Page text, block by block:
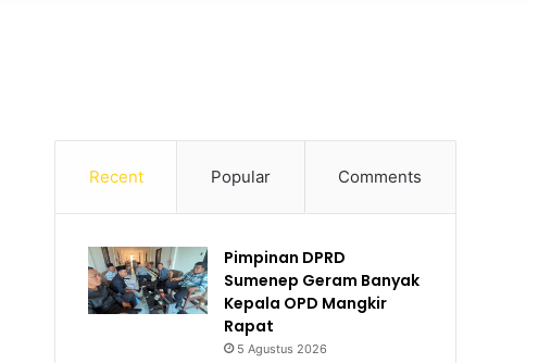
Recent Popular Comments
Pimpinan DPRD
Sumenep Geram Banyak
Kepala OPD Mangkir
Rapat
5 Agustus 2026